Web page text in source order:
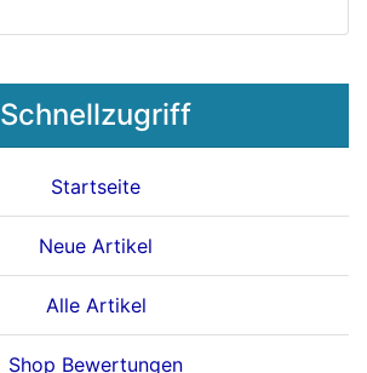
Schnellzugriff
Startseite
Neue Artikel
Alle Artikel
Shop Bewertungen